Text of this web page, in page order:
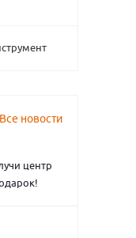
Все новости
центр